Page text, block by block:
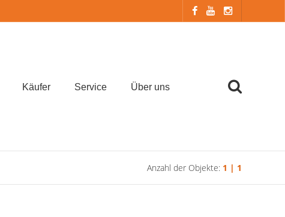
Käufer Service Über uns
Anzahl der Objekte: 1 | 1